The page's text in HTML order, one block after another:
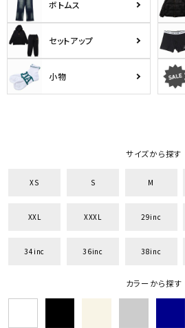
ボトムス
セットアップ
小物
サイズから探す
XS S M
XXL XXXL 29inc
34inc 36inc 38inc
カラーから探す